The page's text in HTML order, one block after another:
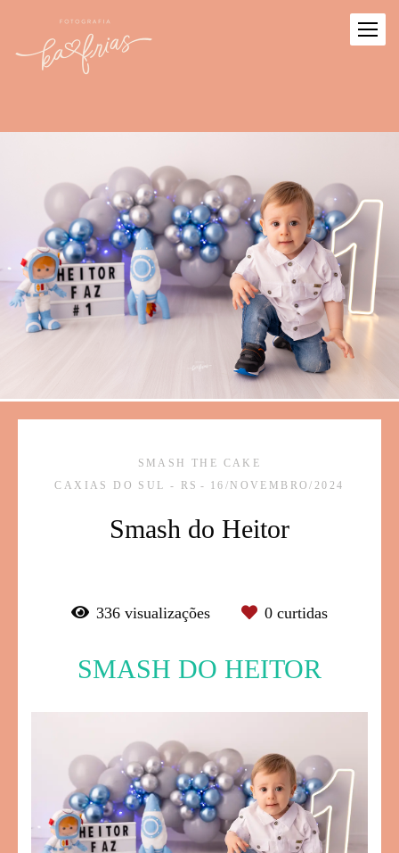
SMASH THE CAKE
CAXIAS DO SUL - RS
16/NOVEMBRO/2024
Smash do Heitor
336 visualizações 0 curtidas
SMASH DO HEITOR